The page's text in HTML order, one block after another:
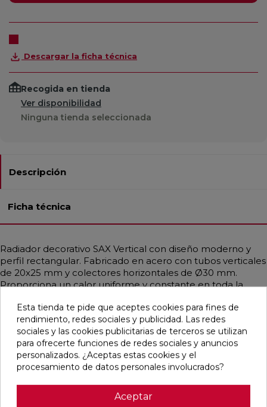
Descargar la ficha técnica
Recogida en tienda
Ver disponibilidad
Ninguna tienda seleccionada
Descripción
Ficha técnica
Radiador decorativo SAX Vertical con diseño moderno y
perfil rectangular. Fabricado en acero con tubos verticales
de 20x25 mm y colectores horizontales de Ø30 mm.
Proporciona un calor uniforme y constante en toda la
bombas de calor o calderas de condensación. Disponible
en diferentes medidas, con potencias térmicas desde 109
hasta 3272 W. Incluye purgador, tapón ciego y soportes en
el mismo color del radiador. Acabados de alta gama
disponibles, incluyendo RAL personalizados. Compatible
con varias configuraciones de conexión hidráulica.
Esta tienda te pide que aceptes cookies para fines de
rendimiento, redes sociales y publicidad. Las redes
sociales y las cookies publicitarias de terceros se utilizan
para ofrecerte funciones de redes sociales y anuncios
personalizados. ¿Aceptas estas cookies y el
procesamiento de datos personales involucrados?
Aceptar